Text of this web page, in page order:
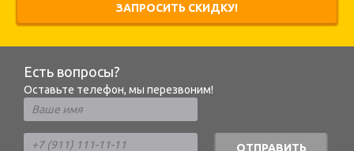
ЗАПРОСИТЬ СКИДКУ!
Есть вопросы?
Оставьте телефон, мы перезвоним!
ОТПРАВИТЬ